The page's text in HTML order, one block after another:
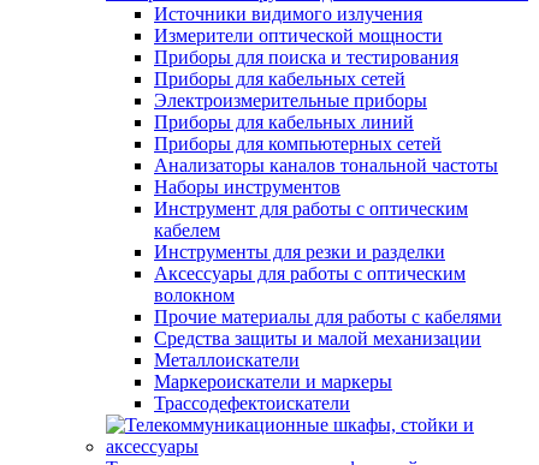
Источники видимого излучения
Измерители оптической мощности
Приборы для поиска и тестирования
Приборы для кабельных сетей
Электроизмерительные приборы
Приборы для кабельных линий
Приборы для компьютерных сетей
Анализаторы каналов тональной частоты
Наборы инструментов
Инструмент для работы с оптическим
кабелем
Инструменты для резки и разделки
Аксессуары для работы с оптическим
волокном
Прочие материалы для работы с кабелями
Средства защиты и малой механизации
Металлоискатели
Маркероискатели и маркеры
Трассодефектоискатели